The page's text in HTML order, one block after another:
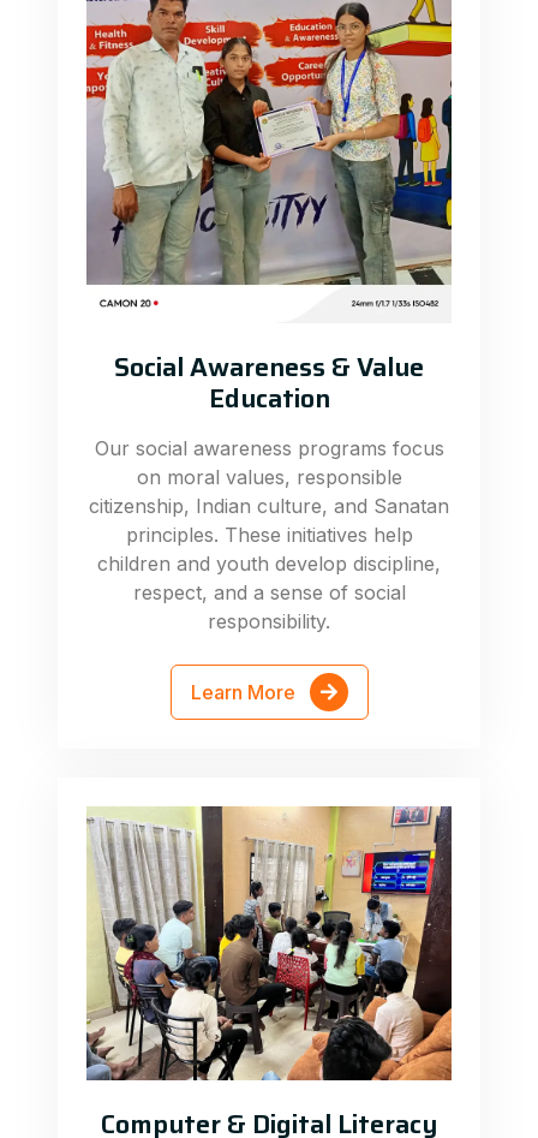
Social Awareness & Value
Education
Our social awareness programs focus
on moral values, responsible
citizenship, Indian culture, and Sanatan
principles. These initiatives help
children and youth develop discipline,
respect, and a sense of social
responsibility.
Learn More
Computer & Digital Literacy